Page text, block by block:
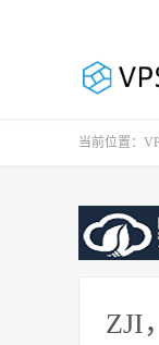
当前位置：
ZJI